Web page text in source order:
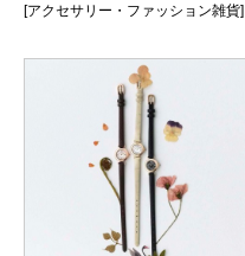
[アクセサリー・ファッション雑貨]